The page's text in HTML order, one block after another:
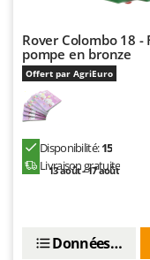
Rover Colombo 18
pompe en bronze
Offert par AgriEuro
Disponibilité:15
Livraison gratuite
13 août - 17 août
Données